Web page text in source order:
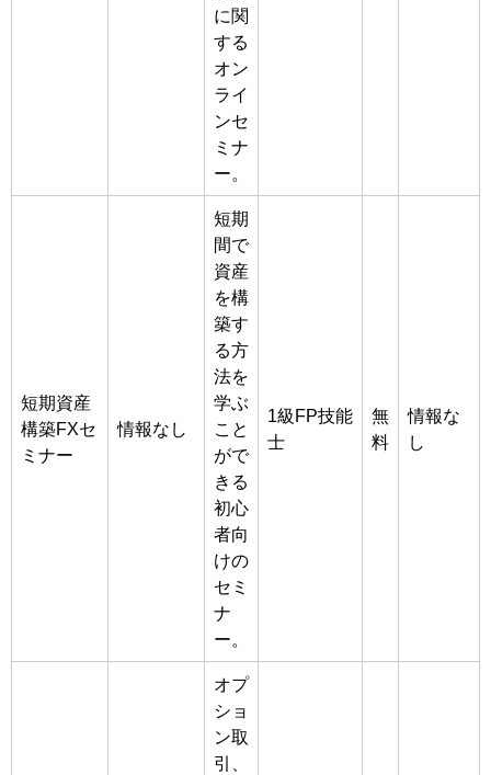
に関
する
オン
ライ
ンセ
ミナ
ー。
短期資産
構築FXセ
ミナー
情報なし
短期
間で
資産
を構
築す
る方
法を
学ぶ
こと
がで
きる
初心
者向
けの
セミ
ナ
ー。
1級FP技能
士
無
料
情報な
し
オプ
ショ
ン取
引、